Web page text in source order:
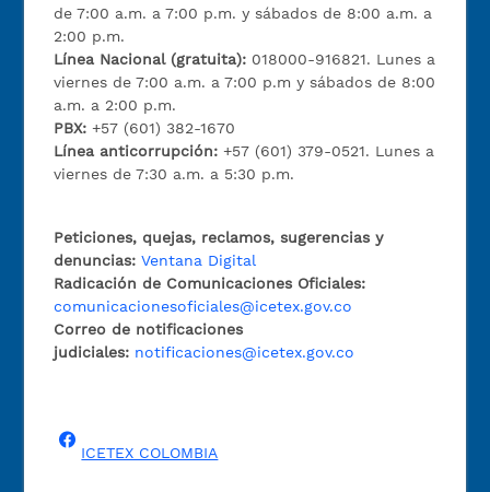
de 7:00 a.m. a 7:00 p.m. y sábados de 8:00 a.m. a
2:00 p.m.
Línea Nacional (gratuita): 018000-916821. Lunes a
viernes de 7:00 a.m. a 7:00 p.m y sábados de 8:00
a.m. a 2:00 p.m.
PBX:+57 (601) 382-1670
Línea anticorrupción:+57 (601) 379-0521. Lunes a
viernes de 7:30 a.m. a 5:30 p.m.
Peticiones, quejas, reclamos, sugerencias y
denuncias: Ventana Digital
Radicación de Comunicaciones Oficiales:
comunicacionesoficiales@icetex.gov.co
Correo de notificaciones
judiciales: notificaciones@icetex.gov.co
ICETEX COLOMBIA